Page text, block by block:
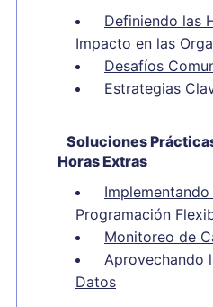
Definiendo las
Impacto en las
Desafíos
Estrategias
Soluciones
Horas Extras
Programación
Monitoreo de
Aprovechando
Datos